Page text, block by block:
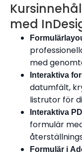
med
med
Interaktiva
datumfält,
listrutor för
Interaktiva
formulär
Formulär i